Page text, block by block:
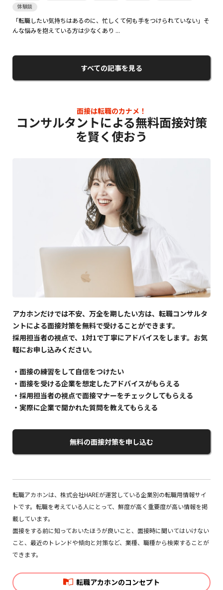
体験談
「転職したい気持ちはあるのに、忙しくて何も手をつけられていない」そ
んな悩みを抱えている方は少なくあり ...
すべての記事を見る
面接は転職のカナメ！
コンサルタントによる無料面接対策
を賢く使おう
アカホンだけでは不安、万全を期したい方は、転職コンサルタ
ントによる面接対策を無料で受けることができます。
採用担当者の視点で、1対1で丁寧にアドバイスをします。お気
軽にお申し込みください。
面接の練習をして自信をつけたい
面接を受ける企業を想定したアドバイスがもらえる
採用担当者の視点で面接マナーをチェックしてもらえる
実際に企業で聞かれた質問を教えてもらえる
無料の面接対策を申し込む
転職アカホンは、株式会社HAREが運営している企業別の転職用情報サイ
トです。転職を考えている人にとって、鮮度が高く重要度が高い情報を掲
載しています。
面接をする前に知っておいたほうが良いこと、面接時に聞いてはいけない
こと、最近のトレンドや傾向と対策など、業種、職種から検索することが
できます。
転職アカホンのコンセプト